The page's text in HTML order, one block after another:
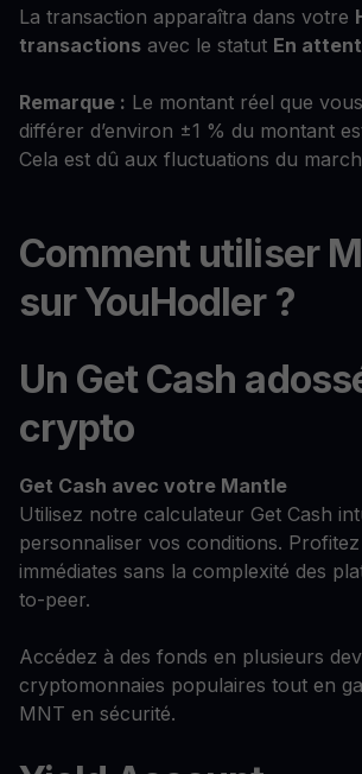
La transaction apparaîtra dans votre
transactions avec le statut En
Remarque : Le montant réel que
différer d’environ ±1 % du montant
Cela est dû aux fluctuations du
Comment utiliser
sur YouHodler ?
Un Get Cash
crypto
Get Cash avec votre Mantle
Utilisez notre calculateur Get Cash
personnaliser vos conditions. Profitez
immédiates sans la complexité des
to-peer.
Accédez à des fonds en plusieurs
cryptomonnaies populaires tout en
MNT en sécurité.